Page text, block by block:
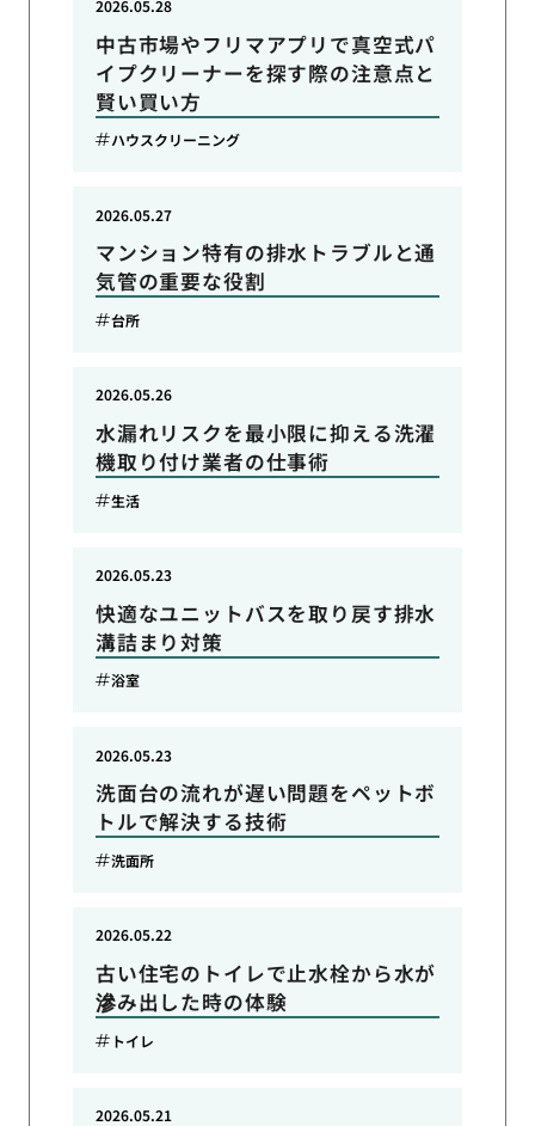
中古市場やフリマアプリで真空式パ
イプクリーナーを探す際の注意点と
賢い買い方
2026.05.28
ハウスクリーニング
マンション特有の排水トラブルと通
気管の重要な役割
2026.05.27
台所
水漏れリスクを最小限に抑える洗濯
機取り付け業者の仕事術
2026.05.26
生活
快適なユニットバスを取り戻す排水
溝詰まり対策
2026.05.23
浴室
洗面台の流れが遅い問題をペットボ
トルで解決する技術
2026.05.23
洗面所
古い住宅のトイレで止水栓から水が
滲み出した時の体験
2026.05.22
トイレ
2026.05.21